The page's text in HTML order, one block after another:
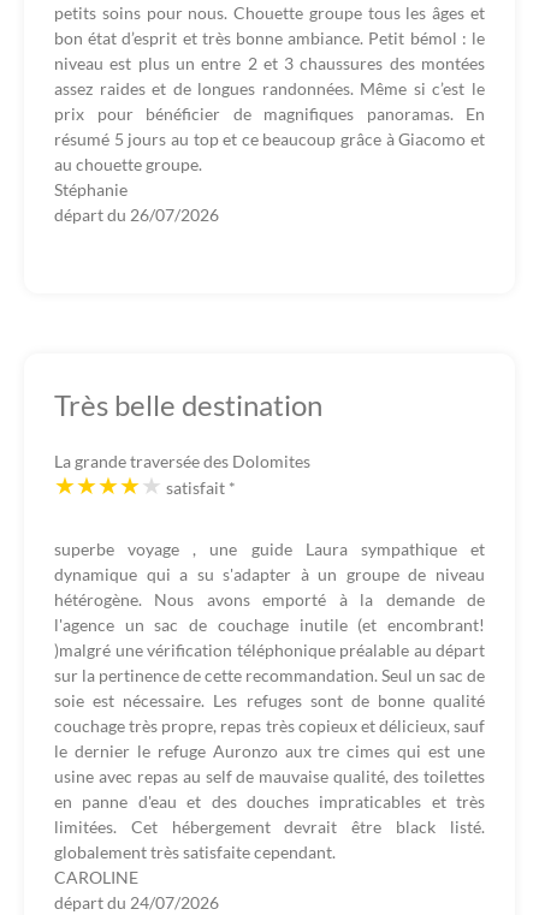
petits soins pour nous. Chouette groupe tous les âges et
bon état d’esprit et très bonne ambiance. Petit bémol : le
niveau est plus un entre 2 et 3 chaussures des montées
assez raides et de longues randonnées. Même si c’est le
prix pour bénéficier de magnifiques panoramas. En
résumé 5 jours au top et ce beaucoup grâce à Giacomo et
au chouette groupe.
Stéphanie
départ du 26/07/2026
Très belle destination
La grande traversée des Dolomites
satisfait *
superbe voyage , une guide Laura sympathique et
dynamique qui a su s'adapter à un groupe de niveau
hétérogène. Nous avons emporté à la demande de
l'agence un sac de couchage inutile (et encombrant!
)malgré une vérification téléphonique préalable au départ
sur la pertinence de cette recommandation. Seul un sac de
soie est nécessaire. Les refuges sont de bonne qualité
couchage très propre, repas très copieux et délicieux, sauf
le dernier le refuge Auronzo aux tre cimes qui est une
usine avec repas au self de mauvaise qualité, des toilettes
en panne d'eau et des douches impraticables et très
limitées. Cet hébergement devrait être black listé.
globalement très satisfaite cependant.
CAROLINE
départ du 24/07/2026